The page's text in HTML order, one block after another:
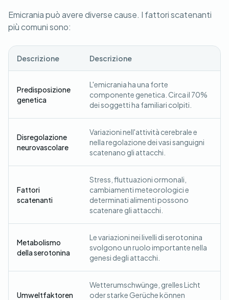
Emicrania può avere diverse cause. I fattori scatenanti
più comuni sono:
Descrizione Descrizione
Predisposizione
genetica
L'emicrania ha una forte
componente genetica. Circa il 70%
dei soggetti ha familiari colpiti.
Disregolazione
neurovascolare
Variazioni nell'attività cerebrale e
nella regolazione dei vasi sanguigni
scatenano gli attacchi.
Fattori
scatenanti
Stress, fluttuazioni ormonali,
cambiamenti meteorologici e
determinati alimenti possono
scatenare gli attacchi.
Metabolismo
della serotonina
Le variazioni nei livelli di serotonina
svolgono un ruolo importante nella
genesi degli attacchi.
Umweltfaktoren
Wetterumschwünge, grelles Licht
oder starke Gerüche können